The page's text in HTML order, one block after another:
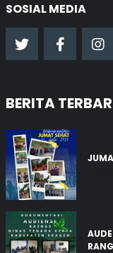
SOSIAL MEDIA
BERITA